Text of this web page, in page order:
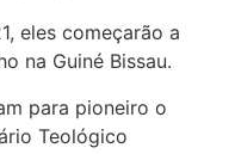
eles começarão a
na Guiné Bissau.
para pioneiro o
Teológico